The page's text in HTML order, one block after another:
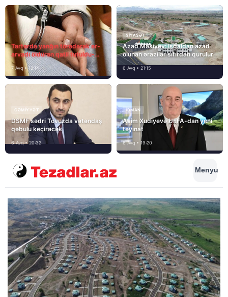
Tərtərdə yanğın törədərək ər-
arvadı öldürən qatil tutuldu-
SON DƏQİQƏ
7 Avq • 12:14
SIYASƏT
Azad Məsiyev: İşğaldan azad
olunan ərazilər sıfırdan qurulur
6 Avq • 21:15
CƏMIYYƏT
DSMF sədri Tovuzda vətəndaş
qəbulu keçirəcək
6 Avq • 20:32
İDMAN
Asim Xudiyevə UEFA-dan yeni
təyinat
6 Avq • 19:20
Menyu